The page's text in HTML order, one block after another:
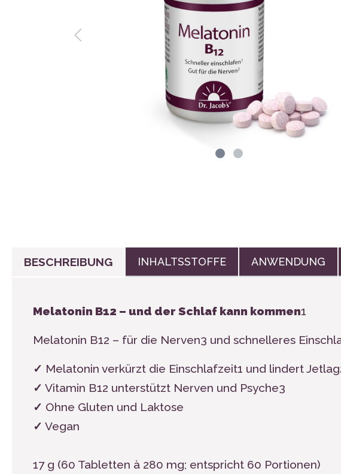
Rocky Mountain
Bücher
Wasserflaschen, Tassen
Stoffbinden
BESCHREIBUNG ANWENDUNG
INHALTSSTOFFE
Melatonin B12 – und der Schlaf kann kommen1
Melatonin B12 – für die Nerven3 und schnelleres
✓ Melatonin verkürzt die Einschlafzeit1 und lindert Jetlag
✓ Vitamin B12 unterstützt Nerven und Psyche3
✓ Ohne Gluten und Laktose
✓ Vegan
17 g (60 Tabletten à 280 mg; entspricht 60 Portionen)